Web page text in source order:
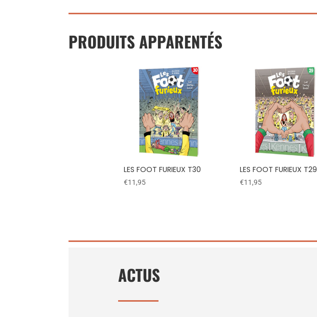
PRODUITS APPARENTÉS
LES FOOT FURIEUX T30
€11,95
LES FOOT FURIEUX T29
€11,95
ACTUS